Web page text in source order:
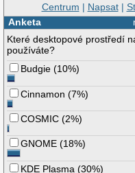
Centrum | Napsat|
Anketa
Které desktopové prostředí
používáte?
Budgie (10%)
Cinnamon (7%)
COSMIC (2%)
GNOME (18%)
KDE Plasma (30%)